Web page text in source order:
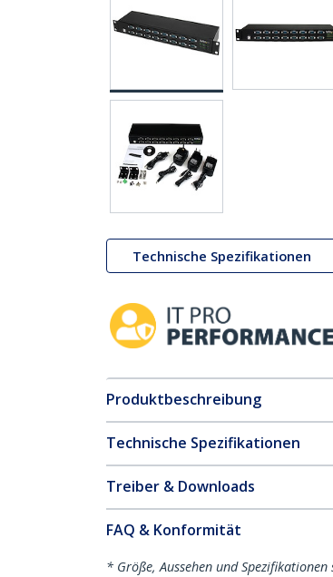
Technische Spezifikationen
Produktbeschreibung
Technische Spezifikationen
Treiber & Downloads
FAQ & Konformität
* Größe, Aussehen und